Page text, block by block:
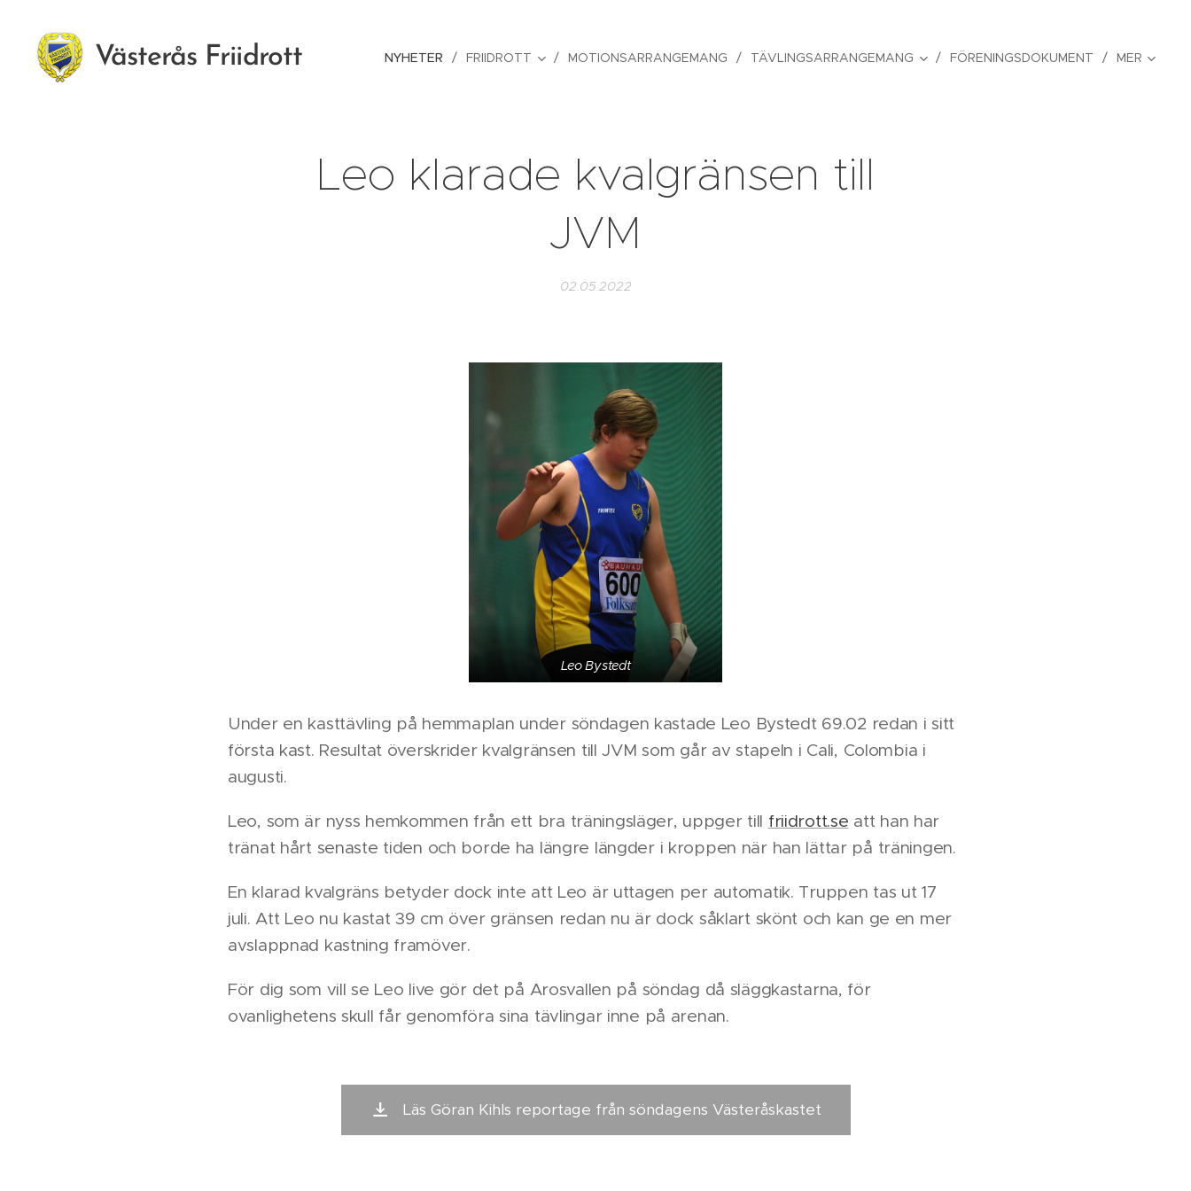
Västerås Friidrott NYHETER FRIIDROTT MOTIONSARRANGEMANG TÄVLINGSARRANGEMANG FÖRENINGSDOKUMENT MER
Leo klarade kvalgränsen till
JVM
02.05.2022
Leo Bystedt
Under en kasttävling på hemmaplan under söndagen kastade Leo Bystedt 69.02 redan i sitt
första kast. Resultat överskrider kvalgränsen till JVM som går av stapeln i Cali, Colombia i
augusti.
Leo, som är nyss hemkommen från ett bra träningsläger, uppger till friidrott.se att han har
tränat hårt senaste tiden och borde ha längre längder i kroppen när han lättar på träningen.
En klarad kvalgräns betyder dock inte att Leo är uttagen per automatik. Truppen tas ut 17
juli. Att Leo nu kastat 39 cm över gränsen redan nu är dock såklart skönt och kan ge en mer
avslappnad kastning framöver.
För dig som vill se Leo live gör det på Arosvallen på söndag då släggkastarna, för
ovanlighetens skull får genomföra sina tävlingar inne på arenan.
Läs Göran Kihls reportage från söndagens Västeråskastet